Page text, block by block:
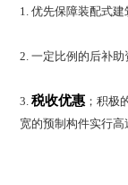
1. 优先保障装配式
2. 一定比例的后补助
3.税收优惠 ；积极
宽的预制构件实行高